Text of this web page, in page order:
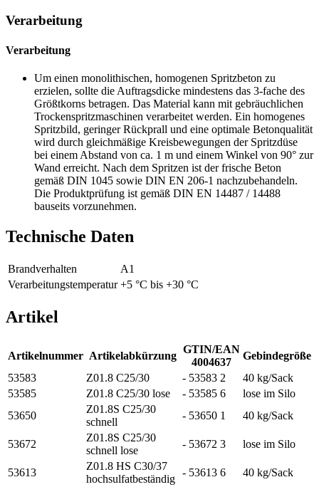
Verarbeitung
Verarbeitung
Um einen monolithischen, homogenen Spritzbeton zu
erzielen, sollte die Auftragsdicke mindestens das 3-fache des
Größtkorns betragen. Das Material kann mit gebräuchlichen
Trockenspritzmaschinen verarbeitet werden. Ein homogenes
Spritzbild, geringer Rückprall und eine optimale Betonqualität
wird durch gleichmäßige Kreisbewegungen der Spritzdüse
bei einem Abstand von ca. 1 m und einem Winkel von 90° zur
Wand erreicht. Nach dem Spritzen ist der frische Beton
gemäß DIN 1045 sowie DIN EN 206-1 nachzubehandeln.
Die Produktprüfung ist gemäß DIN EN 14487 / 14488
bauseits vorzunehmen.
Technische Daten
Brandverhalten
A1
Verarbeitungstemperatur +5 °C bis +30 °C
Artikel
Artikelnummer Artikelabkürzung
GTIN/EAN
4004637
Gebindegröße
53583
Z01.8 C25/30 - 53583 2
40 kg/Sack
53585
Z01.8 C25/30 lose - 53585 6
lose im Silo
53650
Z01.8S C25/30
schnell
- 53650 1 40 kg/Sack
53672
Z01.8S C25/30
schnell lose
- 53672 3 lose im Silo
53613
Z01.8 HS C30/37
hochsulfatbeständig
- 53613 6 40 kg/Sack